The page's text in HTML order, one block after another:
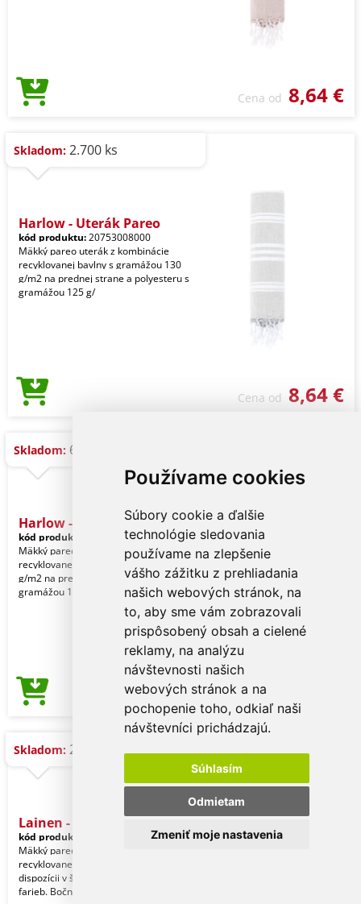
Používame cookies
Súbory cookie a ďalšie
technológie sledovania
používame na zlepšenie
vášho zážitku z prehliadania
našich webových stránok, na
to, aby sme vám zobrazovali
prispôsobený obsah a cielené
reklamy, na analýzu
návštevnosti našich
webových stránok a na
pochopenie toho, odkiaľ naši
návštevníci prichádzajú.
Súhlasím
Odmietam
Zmeniť moje nastavenia
Cena od 8,64 €
Skladom: 2.700 ks
Harlow - Uterák Pareo
kód produktu:20753008000
Mäkký pareo uterák z kombinácie
recyklovanej bavlny s gramážou 130
g/m2 na prednej strane a polyesteru s
gramážou 125 g/
Cena od 8,64 €
Skladom: 6.000 ks
Harlow - Uterák Pareo
kód produktu:
20753006000
Mäkký pareo uterák z kombinácie
recyklovanej bavlny s gramážou 130
g/m2 na prednej strane a polyesteru s
gramážou 125 g/
Cena od
Skladom: 21.000 ks
Lainen - Uterák Pareo
kód produktu:
Mäkký pareo uterák zo 100%
recyklovanej bavlny 180 g/m2. K
dispozícii v širokej škále dvojfarebných
farieb. Bočný štítok